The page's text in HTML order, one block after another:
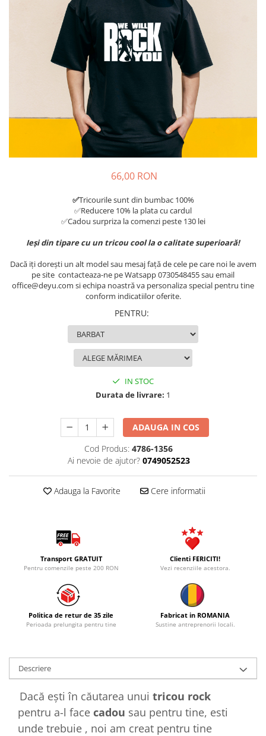
Tricouri Diverse
Tricouri Azi esti Tanar si maine...
Tricouri Motivationale
Tricouri Mamici
Tricouri Pensionari
Tricouri Animalute
Tricouri Stari
Tricouri Mesaje Virale
66,00 RON
✅Tricourile sunt din bumbac 100%
✅Reducere 10% la plata cu cardul
✅Cadou surpriza la comenzi peste 130 lei
Ieși din tipare cu un tricou cool la o calitate superioară!
Dacă iți dorești un alt model sau mesaj față de cele pe care noi le avem
pe site contacteaza-ne pe Watsapp 0730548455 sau email
office@deyu.com si echipa noastră va personaliza special pentru tine
conform indicatiilor oferite.
PENTRU:
IN STOC
Durata de livrare: 1
ADAUGA IN COS
Cod Produs: 4786-1356
Ai nevoie de ajutor? 0749052523
Adauga la Favorite Cere informatii
Transport GRATUIT
Pentru comenzile peste 200 RON
Clienti FERICITI!
Vezi recenziile acestora.
Politica de retur de 35 zile
Perioada prelungita pentru tine
Fabricat in ROMANIA
Sustine antreprenorii locali.
Descriere
Dacă ești în căutarea unui tricou rock
pentru a-l face cadou sau pentru tine, esti
unde trebuie , noi am creat pentru tine